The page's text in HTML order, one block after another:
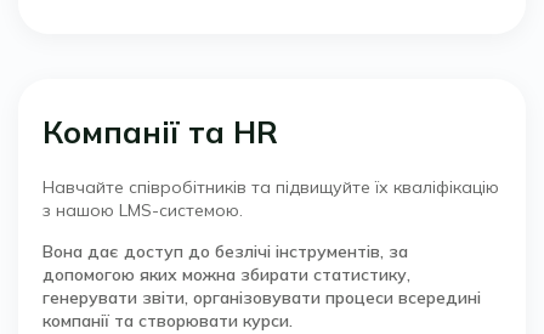
Компанії та HR
Навчайте співробітників та підвищуйте їх кваліфікацію
з нашою LMS-системою.
Вона дає доступ до безлічі інструментів, за
допомогою яких можна збирати статистику,
генерувати звіти, організовувати процеси всередині
компанії та створювати курси.